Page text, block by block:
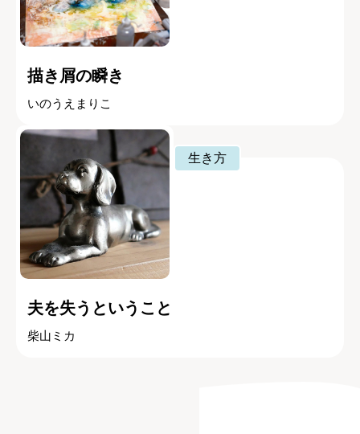
描き屑の瞬き
いのうえまりこ
生き方
夫を失うということ
柴山ミカ